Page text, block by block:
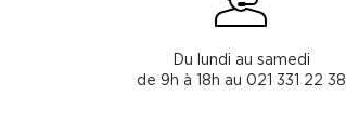
Du lundi au samedi
de 9h à 18h au 021 331 22 38